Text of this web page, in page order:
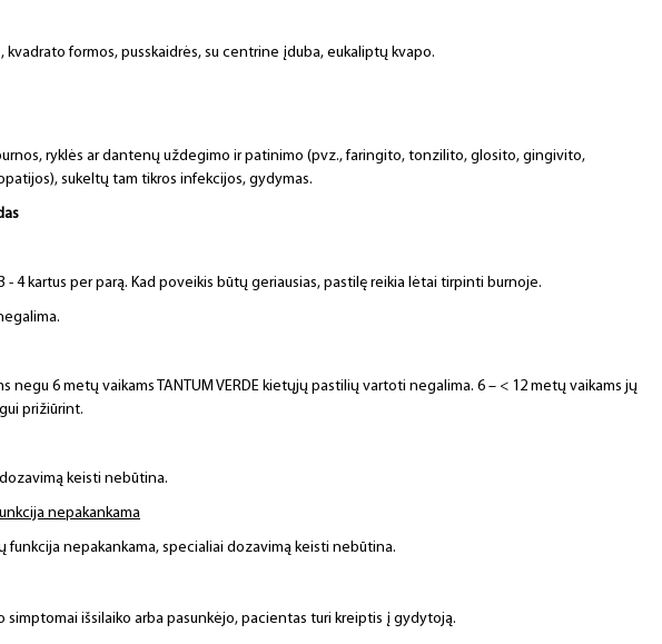
kvadrato formos, pusskaidrės, su centrine įduba, eukaliptų kvapo.
ryklės ar dantenų uždegimo ir patinimo (pvz., faringito, tonzilito, glosito, gingivito,
sukeltų tam tikros infekcijos, gydymas.
4 kartus per parą. Kad poveikis būtų geriausias, pastilę reikia lėtai tirpinti burnoje.
negu 6 metų vaikams TANTUM VERDE kietųjų pastilių vartoti negalima. 6 – < 12 metų vaikams jų
prižiūrint.
keisti nebūtina.
nepakankama
funkcija nepakankama, specialiai dozavimą keisti nebūtina.
simptomai išsilaiko arba pasunkėjo, pacientas turi kreiptis į gydytoją.